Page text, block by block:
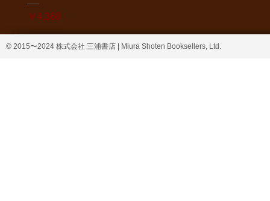
価格
￥4,368
© 2015〜2024 株式会社 三浦書店 | Miura Shoten Booksellers, Ltd.